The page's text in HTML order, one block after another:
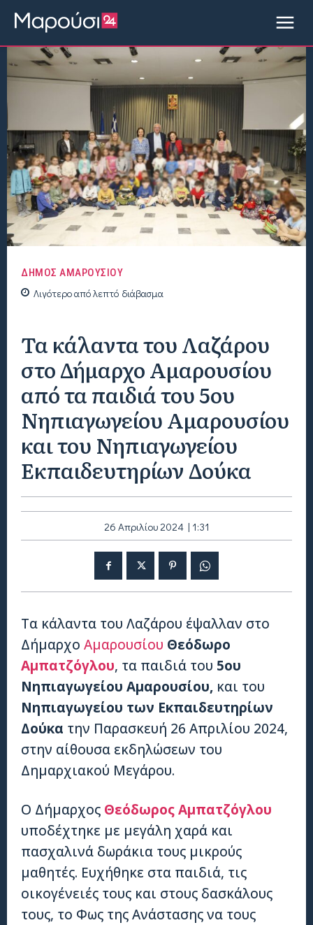
ΔΗΜΟΣ ΑΜΑΡΟΥΣΙΟΥ
Λιγότερο απόλεπτό διάβασμα
Τα κάλαντα του Λαζάρου
στο Δήμαρχο Αμαρουσίου
από τα παιδιά του 5ου
Νηπιαγωγείου Αμαρουσίου
και του Νηπιαγωγείου
Εκπαιδευτηρίων Δούκα
26 Απριλίου 2024 | 1:31
Τα κάλαντα του Λαζάρου έψαλλαν στο
Δήμαρχο Αμαρουσίου Θεόδωρο
Αμπατζόγλου, τα παιδιά του 5ου
Νηπιαγωγείου Αμαρουσίου, και του
Νηπιαγωγείου των Εκπαιδευτηρίων
Δούκα την Παρασκευή 26 Απριλίου 2024,
στην αίθουσα εκδηλώσεων του
Δημαρχιακού Μεγάρου.
Ο Δήμαρχος Θεόδωρος Αμπατζόγλου
υποδέχτηκε με μεγάλη χαρά και
πασχαλινά δωράκια τους μικρούς
μαθητές. Ευχήθηκε στα παιδιά, τις
οικογένειές τους και στους δασκάλους
τους, το Φως της Ανάστασης να τους